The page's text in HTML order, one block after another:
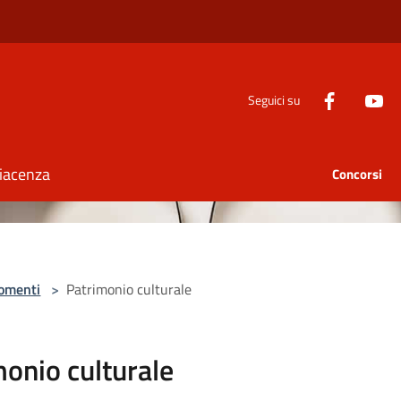
Seguici su
Concorsi
> Patrimonio culturale
culturale